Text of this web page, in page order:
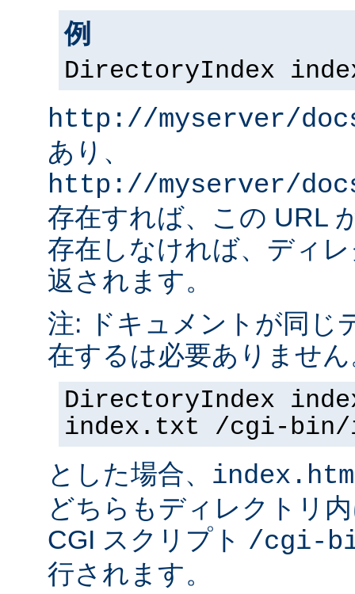
例
DirectoryIndex
http://myserver/
あり、
http://myserver/
存在すれば、この URL
存在しなければ、ディ
返されます。
注: ドキュメントが同じ
在するは必要ありませ
DirectoryIndex
index.txt /cgi-bin/
とした場合、
どちらもディレクトリ
CGI スクリプト /cgi-
行されます。